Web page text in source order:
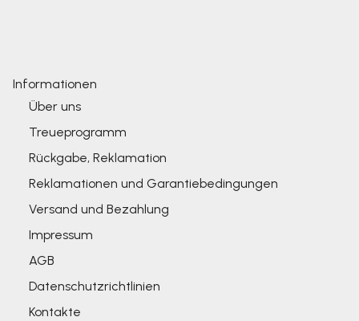
Informationen
Über uns
Treueprogramm
Rückgabe, Reklamation
Reklamationen und Garantiebedingungen
Versand und Bezahlung
Impressum
AGB
Datenschutzrichtlinien
Kontakte